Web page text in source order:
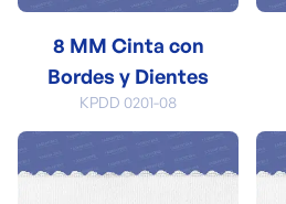
8 MM Cinta con
Bordes y Dientes
KPDD 0201-08